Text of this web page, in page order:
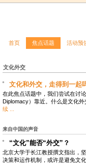
首页 焦点话题 活动预
文化外交
文化和外交，走得到一起
在此焦点话题中，我们尝试在讨
Diplomacy）靠近。什么是文化
续 ...
来自中国的声音
“文化”能否“外交”？
北京大学于长江教授撰文指出，
决策和运作机制，或许是避免文